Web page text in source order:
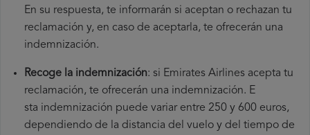
En su respuesta, te informarán si aceptan o rechazan tu
reclamación y, en caso de aceptarla, te ofrecerán una
indemnización.
Recoge la indemnización: si Emirates Airlines acepta tu
reclamación, te ofrecerán una indemnización. E
sta indemnización puede variar entre 250 y 600 euros,
dependiendo de la distancia del vuelo y del tiempo de